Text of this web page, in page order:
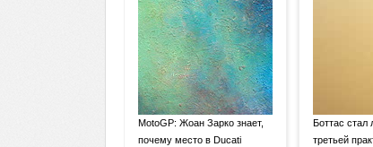
MotoGP: Жоан Зарко знает,
почему место в Ducati
Боттас
третьей